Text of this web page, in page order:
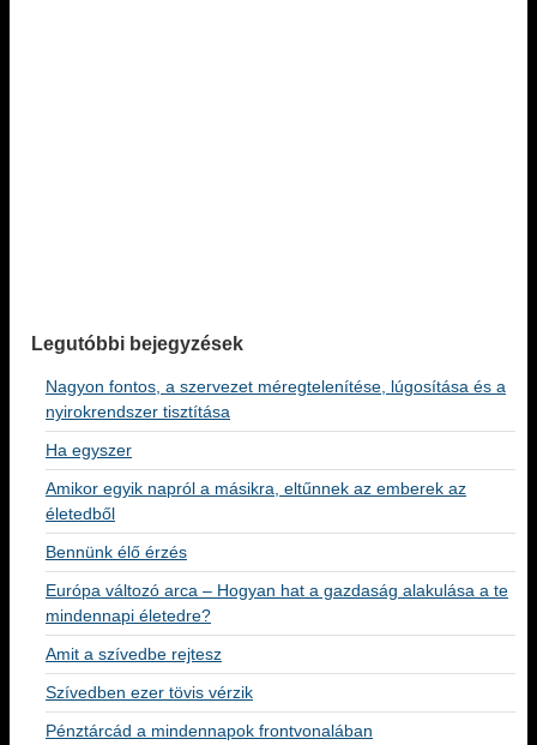
Legutóbbi bejegyzések
Nagyon fontos, a szervezet méregtelenítése, lúgosítása és a
nyirokrendszer tisztítása
Ha egyszer
Amikor egyik napról a másikra, eltűnnek az emberek az
életedből
Bennünk élő érzés
Európa változó arca – Hogyan hat a gazdaság alakulása a te
mindennapi életedre?
Amit a szívedbe rejtesz
Szívedben ezer tövis vérzik
Pénztárcád a mindennapok frontvonalában